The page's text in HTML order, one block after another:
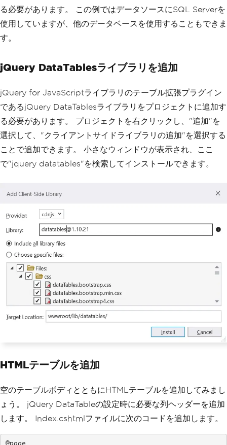
る必要があります。 この例ではデータソースにSQL Serverを
使用していますが、他のデータベースを使用することもできま
す。
jQuery DataTablesライブラリを追加
jQuery for JavaScriptライブラリのテーブル拡張プラグイン
であるjQuery DataTablesライブラリをプロジェクトに追加す
る必要があります。 プロジェクトを右クリックし、"追加"を
選択して、"クライアントサイドライブラリの追加"を選択する
ことで追加できます。 小さなウィンドウが表示され、ここ
で"jquery datatables"を検索してインストールできます。
HTMLテーブルを追加
空のテーブルボディとともにHTMLテーブルを追加してみまし
ょう。 jQuery DataTableの設定時に必要な列ヘッダーを追加
します。 Index.cshtmlファイルに次のコードを追加します。